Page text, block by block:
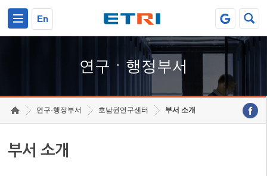
En
연구ㆍ행정부서
연구·행정부서 호남권연구센터 부서 소개
부서 소개